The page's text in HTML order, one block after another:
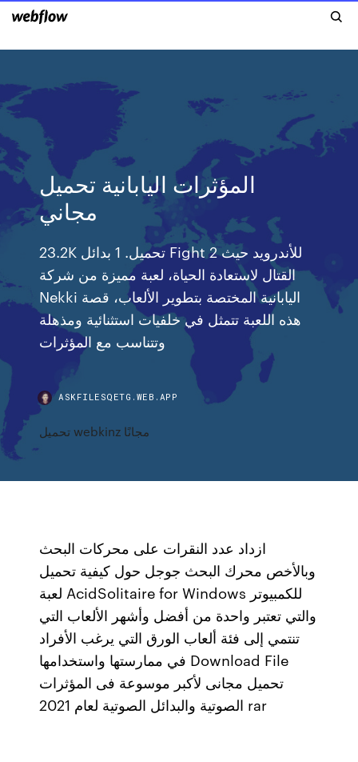
المؤثرات اليابانية تحميل
مجاني
23.2K تحميل. 1 بدائل Fight 2 للأندرويد حيث
القتال لاستعادة الحياة، لعبة مميزة من شركة
Nekki اليابانية المختصة بتطوير الألعاب، قصة
هذه اللعبة تتمثل في خلفيات استثنائية ومذهلة
وتتناسب مع المؤثرات
ASKFILESQETG.WEB.APP
تحميل webkinz مجانًا
ازداد عدد النقرات على محركات البحث
وبالأخص محرك البحث جوجل حول كيفية تحميل
لعبة AcidSolitaire for Windows للكمبيوتر
والتي تعتبر واحدة من أفضل وأشهر الألعاب التي
تنتمي إلى فئة ألعاب الورق التي يرغب الأفراد
في ممارستها واستخدامها Download File
تحميل مجانى لأكبر موسوعة فى المؤثرات
الصوتية والبدائل الصوتية لعام 2021 rar